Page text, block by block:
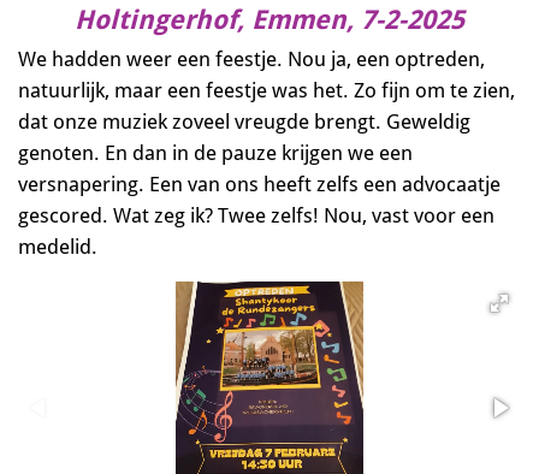
Holtingerhof, Emmen, 7-2-2025
We hadden weer een feestje. Nou ja, een optreden,
natuurlijk, maar een feestje was het. Zo fijn om te zien,
dat onze muziek zoveel vreugde brengt. Geweldig
genoten. En dan in de pauze krijgen we een
versnapering. Een van ons heeft zelfs een advocaatje
gescored. Wat zeg ik? Twee zelfs! Nou, vast voor een
medelid.